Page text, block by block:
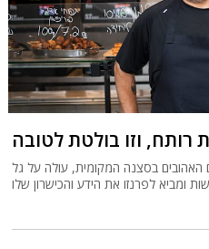
רותח, וזו בולטת לטובה
האהובים בסצנה המקומית, עולה על גל
ומביא לפרנזו את הידע והכישרון שלו